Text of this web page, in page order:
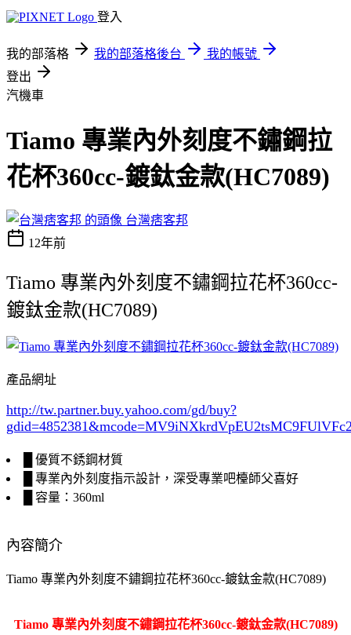
登入
我的部落格 我的部落格後台
我的帳號
登出
汽機車
Tiamo 專業內外刻度不鏽鋼拉
花杯360cc-鍍鈦金款(HC7089)
台灣痞客邦
12年前
Tiamo 專業內外刻度不鏽鋼拉花杯360cc-
鍍鈦金款(HC7089)
產品網址
http://tw.partner.buy.yahoo.com/gd/buy?
gdid=4852381
█ 優質不銹鋼材質
█ 專業內外刻度指示設計，深受專業吧檯師父喜好
█ 容量：360ml
內容簡介
Tiamo 專業內外刻度不鏽鋼拉花杯360cc-鍍鈦金款(HC7089)
Tiamo 專業內外刻度不鏽鋼拉花杯360cc-鍍鈦金款(HC7089)